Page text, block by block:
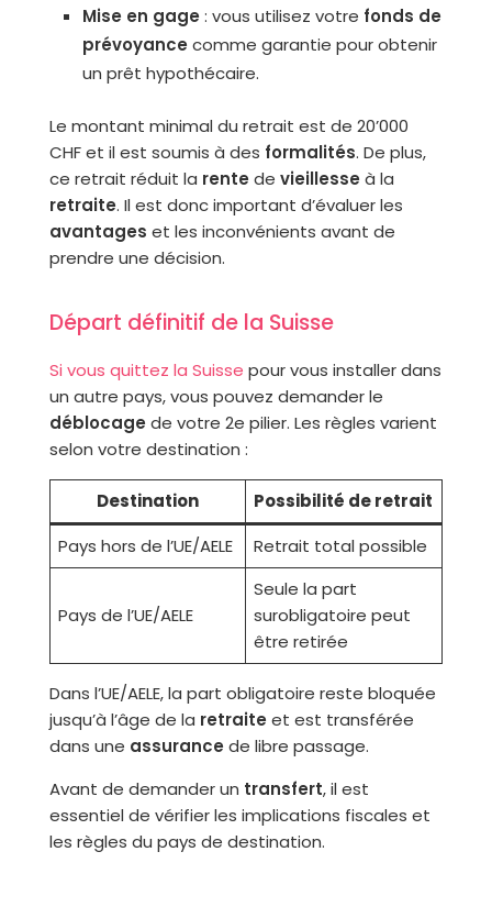
Mise en gage : vous utilisez votre fonds de
prévoyance comme garantie pour obtenir
un prêt hypothécaire.
Le montant minimal du retrait est de 20’000
CHF et il est soumis à des formalités. De plus,
ce retrait réduit la rente de vieillesse à la
retraite. Il est donc important d’évaluer les
avantages et les inconvénients avant de
prendre une décision.
Départ définitif de la Suisse
Si vous quittez la Suisse pour vous installer dans
un autre pays, vous pouvez demander le
déblocage de votre 2e pilier. Les règles varient
selon votre destination :
Destination
Possibilité de retrait
Pays hors de l’UE/AELE
Retrait total possible
Pays de l’UE/AELE
Seule la part
surobligatoire peut
être retirée
Dans l’UE/AELE, la part obligatoire reste bloquée
jusqu’à l’âge de la retraite et est transférée
dans une assurance de libre passage.
Avant de demander un transfert, il est
essentiel de vérifier les implications fiscales et
les règles du pays de destination.